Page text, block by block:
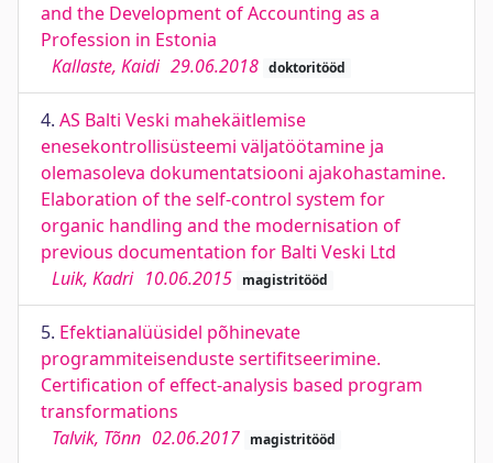
and the Development of Accounting as a
Profession in Estonia
Kallaste, Kaidi 29.06.2018 doktoritööd
4. AS Balti Veski mahekäitlemise
enesekontrollisüsteemi väljatöötamine ja
olemasoleva dokumentatsiooni ajakohastamine.
Elaboration of the self-control system for
organic handling and the modernisation of
previous documentation for Balti Veski Ltd
Luik, Kadri 10.06.2015 magistritööd
5. Efektianalüüsidel põhinevate
programmiteisenduste sertifitseerimine.
Certification of effect-analysis based program
transformations
Talvik, Tõnn 02.06.2017 magistritööd